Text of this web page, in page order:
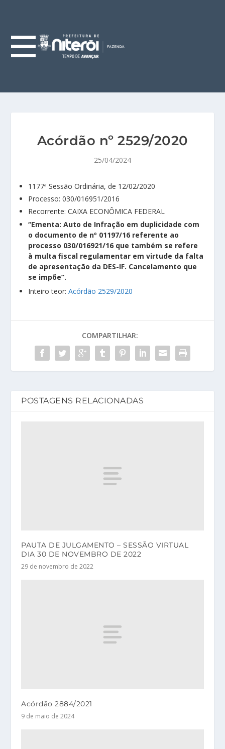
Acórdão nº 2529/2020
25/04/2024
1177ª Sessão Ordinária, de 12/02/2020
Processo: 030/016951/2016
Recorrente: CAIXA ECONÔMICA FEDERAL
“Ementa: Auto de Infração em duplicidade com
o documento de nº 01197/16 referente ao
processo 030/016921/16 que também se refere
à multa fiscal regulamentar em virtude da falta
de apresentação da DES-IF. Cancelamento que
se impõe”.
Inteiro teor:Acórdão 2529/2020
COMPARTILHAR:
POSTAGENS RELACIONADAS
PAUTA DE JULGAMENTO – SESSÃO VIRTUAL
DIA 30 DE NOVEMBRO DE 2022
29 de novembro de 2022
Acórdão 2884/2021
9 de maio de 2024